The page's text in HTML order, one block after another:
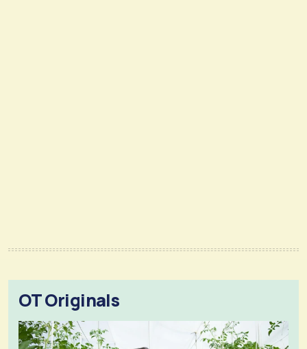
OT Originals